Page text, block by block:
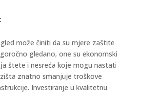
može činiti da su mjere zaštite
gledano, one su ekonomski
štete i nesreća koje mogu nastati
znatno smanjuje troškove
Investiranje u kvalitetnu